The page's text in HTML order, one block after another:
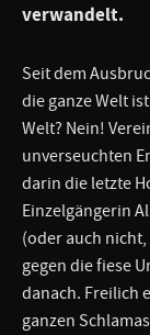
verwandelt.
Seit dem
die ganze Welt
Welt? Nein!
unverseuchten
darin die letzte
Einzelgängerin
(oder auch
gegen die fiese
danach. Freilich
ganzen